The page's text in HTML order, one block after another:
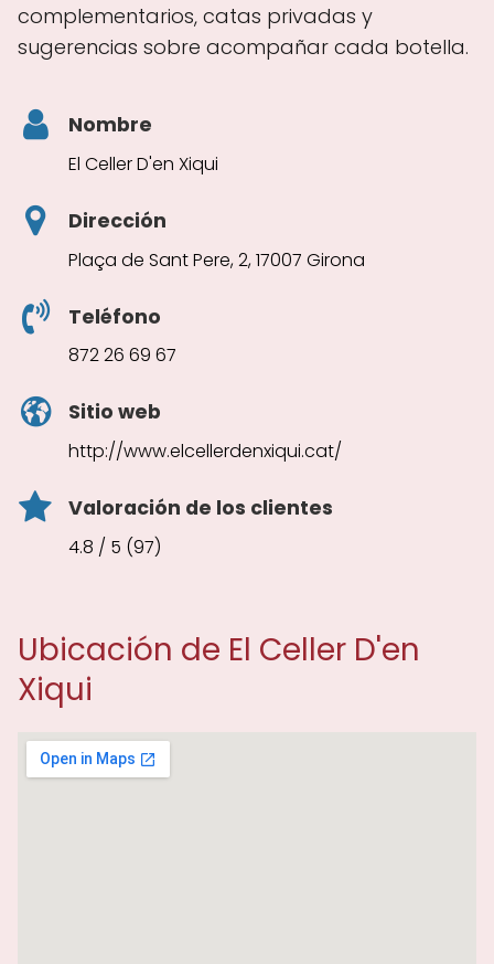
complementarios, catas privadas y
sugerencias sobre acompañar cada botella.
Nombre
El Celler D'en Xiqui
Dirección
Plaça de Sant Pere, 2, 17007 Girona
Teléfono
872 26 69 67
Sitio web
http://www.elcellerdenxiqui.cat/
Valoración de los clientes
4.8 / 5 (97)
Ubicación de El Celler D'en
Xiqui